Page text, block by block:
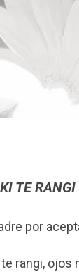
TE RANGI
por
rangi, ojos